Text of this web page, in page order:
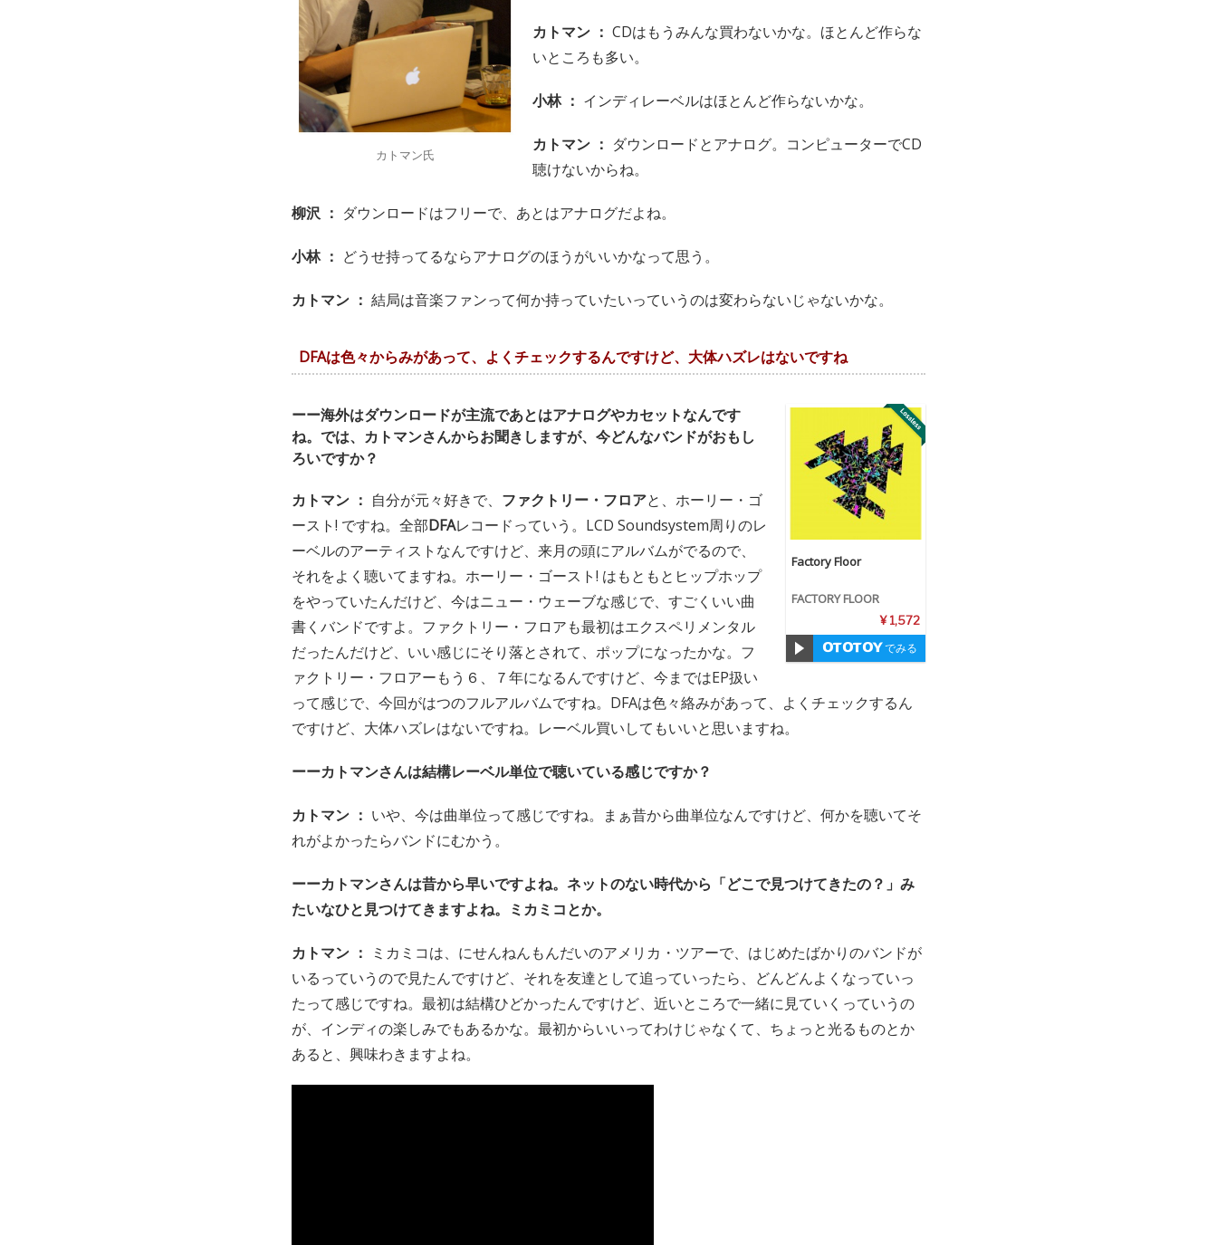
カトマン氏
カトマン ： CDはもうみんな買わないかな。ほとんど作らな
いところも多い。
小林 ： インディレーベルはほとんど作らないかな。
カトマン ： ダウンロードとアナログ。コンピューターでCD
聴けないからね。
柳沢 ： ダウンロードはフリーで、あとはアナログだよね。
小林 ： どうせ持ってるならアナログのほうがいいかなって思う。
カトマン ： 結局は音楽ファンって何か持っていたいっていうのは変わらないじゃないかな。
DFAは色々からみがあって、よくチェックするんですけど、大体ハズレはないですね
Factory Floor
FACTORY FLOOR
¥ 1,572
でみる
ーー海外はダウンロードが主流であとはアナログやカセットなんです
ね。では、カトマンさんからお聞きしますが、今どんなバンドがおもし
ろいですか？
カトマン ： 自分が元々好きで、 ファクトリー・フロアと、ホーリー・ゴ
ースト! ですね。全部DFAレコードっていう。LCD Soundsystem周りのレ
ーベルのアーティストなんですけど、来月の頭にアルバムがでるので、
それをよく聴いてますね。ホーリー・ゴースト! はもともとヒップホップ
をやっていたんだけど、今はニュー・ウェーブな感じで、すごくいい曲
書くバンドですよ。ファクトリー・フロアも最初はエクスペリメンタル
だったんだけど、いい感じにそり落とされて、ポップになったかな。フ
ァクトリー・フロアーもう６、７年になるんですけど、今まではEP扱い
って感じで、今回がはつのフルアルバムですね。DFAは色々絡みがあって、よくチェックするん
ですけど、大体ハズレはないですね。レーベル買いしてもいいと思いますね。
ーーカトマンさんは結構レーベル単位で聴いている感じですか？
カトマン ： いや、今は曲単位って感じですね。まぁ昔から曲単位なんですけど、何かを聴いてそ
れがよかったらバンドにむかう。
ーーカトマンさんは昔から早いですよね。ネットのない時代から「どこで見つけてきたの？」み
たいなひと見つけてきますよね。ミカミコとか。
カトマン ：
ミカミコは、にせんねんもんだいのアメリカ・ツアーで、はじめたばかりのバンドが
いるっていうので見たんですけど、それを友達として追っていったら、どんどんよくなっていっ
たって感じですね。最初は結構ひどかったんですけど、近いところで一緒に見ていくっていうの
が、インディの楽しみでもあるかな。最初からいいってわけじゃなくて、ちょっと光るものとか
あると、興味わきますよね。